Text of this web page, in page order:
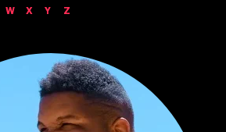
W X Y Z